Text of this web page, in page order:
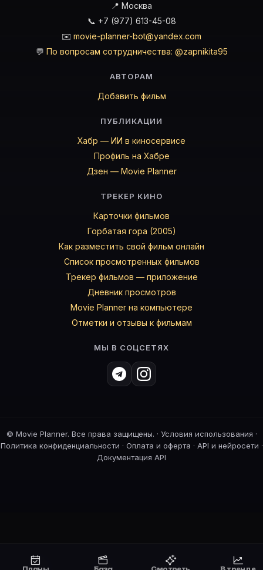
📍 Москва
📞 +7 (977) 613-45-08
✉️ movie-planner-bot@yandex.com
💬 По вопросам сотрудничества: @zapnikita95
АВТОРАМ
Добавить фильм
ПУБЛИКАЦИИ
Хабр — ИИ в киносервисе
Профиль на Хабре
Дзен — Movie Planner
ТРЕКЕР КИНО
Карточки фильмов
Горбатая гора (2005)
Как разместить свой фильм онлайн
Список просмотренных фильмов
Трекер фильмов — приложение
Дневник просмотров
Movie Planner на компьютере
Отметки и отзывы к фильмам
МЫ В СОЦСЕТЯХ
© Movie Planner. Все права защищены. · Условия использования ·
Политика конфиденциальности · Оплата и оферта · API и нейросети ·
Документация API